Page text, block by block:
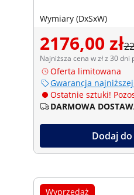
Wymiary (DxSxW)
2176,00 zł
Najniższa cena w zł z 30 dni
Oferta limitowana
Gwarancja
Ostatnie sztuki!
DARMOWA
Dodaj
Wyprzedaż